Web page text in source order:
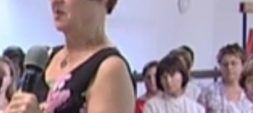
állunk, és senki nem tud róla konkrétumot
egy kicsit a lelkünket erősíti."